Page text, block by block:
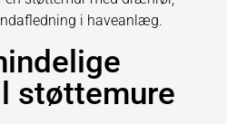
støttemure